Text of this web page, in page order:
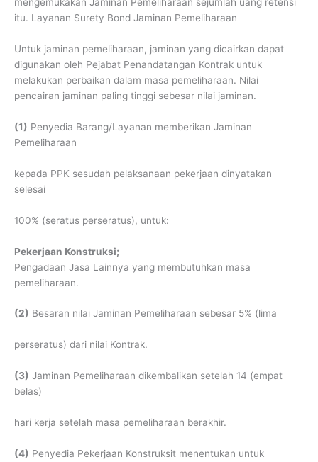
itu. Layanan Surety Bond Jaminan Pemeliharaan
Untuk jaminan pemeliharaan, jaminan yang dicairkan dapat
digunakan oleh Pejabat Penandatangan Kontrak untuk
melakukan perbaikan dalam masa pemeliharaan. Nilai
pencairan jaminan paling tinggi sebesar nilai jaminan.
(1) Penyedia Barang/Layanan memberikan Jaminan
Pemeliharaan
kepada PPK sesudah pelaksanaan pekerjaan dinyatakan
selesai
100% (seratus perseratus), untuk:
Pekerjaan Konstruksi;
Pengadaan Jasa Lainnya yang membutuhkan masa
pemeliharaan.
(2) Besaran nilai Jaminan Pemeliharaan sebesar 5% (lima
perseratus) dari nilai Kontrak.
(3) Jaminan Pemeliharaan dikembalikan setelah 14 (empat
belas)
hari kerja setelah masa pemeliharaan berakhir.
(4) Penyedia Pekerjaan Konstruksit menentukan untuk